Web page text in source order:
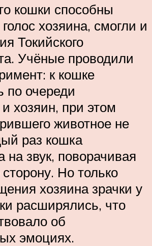
кошки способны
хозяина, смогли и
Токийского
Учёные проводили
к кошке
по очереди
хозяин, при этом
животное не
раз кошка
на звук, поворачивая
сторону. Но только
хозяина зрачки у
расширялись, что
об
эмоциях.